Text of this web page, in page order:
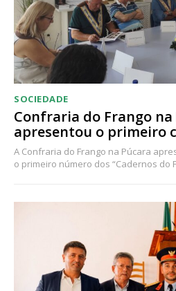
SOCIEDADE
Confraria do Frango na
apresentou o primeiro
A Confraria do Frango na Púcara
o primeiro número dos “Cadernos do